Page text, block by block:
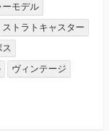
ーモデル
ストラトキャスター
ヴィンテージ